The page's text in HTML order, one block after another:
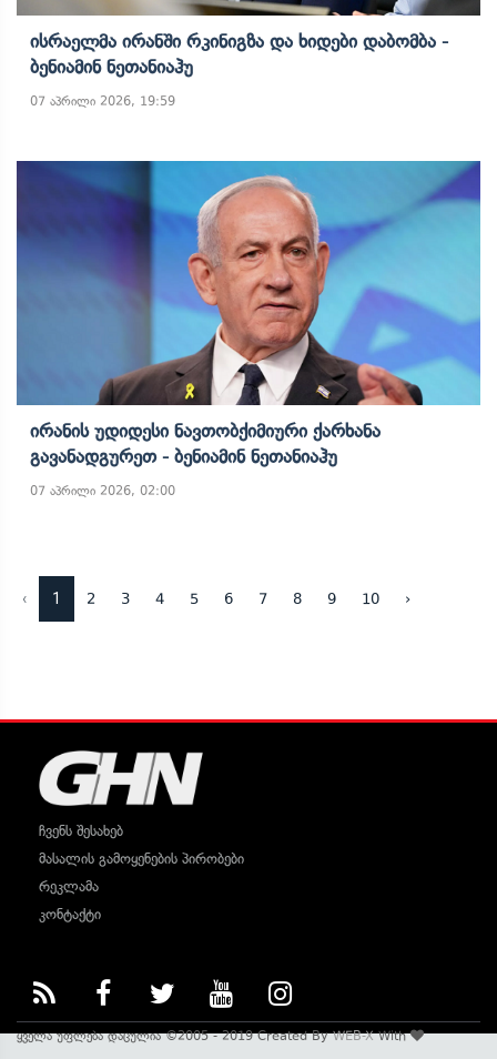
Ისრაელმა Ირანში Რკინიგზა Და Ხიდები Დაბომბა -
Ბენიამინ Ნეთანიაჰუ
07 აპრილი 2026, 19:59
Ირანის Უდიდესი Ნავთობქიმიური Ქარხანა
Გავანადგურეთ - Ბენიამინ Ნეთანიაჰუ
07 აპრილი 2026, 02:00
‹ 1 2 3 4 5 6 7 8 9 10 ›
ჩვენს შესახებ
მასალის გამოყენების პირობები
რეკლამა
კონტაქტი
ყველა უფლება დაცულია ©2005 - 2019 Created ByWEB-XWith